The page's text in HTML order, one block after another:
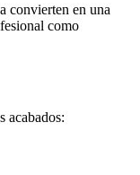
convierten en una
como
acabados: